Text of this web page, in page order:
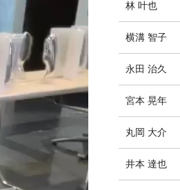
林 叶也
横溝 智子
永田 治久
宮本 晃年
丸岡 大介
井本 達也